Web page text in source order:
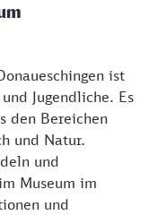
ist
Jugendliche. Es
den Bereichen
und Natur.
und
Museum im
und